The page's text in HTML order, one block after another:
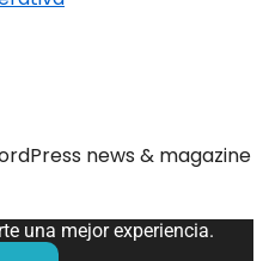
news & magazine
una mejor experiencia.